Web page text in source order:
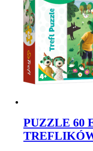
PUZZLE 60